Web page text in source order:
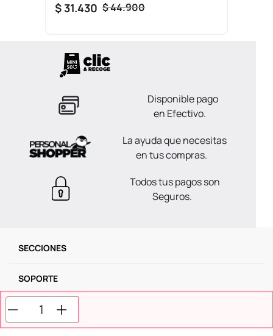
$44.900
$31.430
Disponible pago
en Efectivo.
La ayuda que necesitas
en tus compras.
Todos tus pagos son
Seguros.
SECCIONES
SOPORTE
SERVICIOS